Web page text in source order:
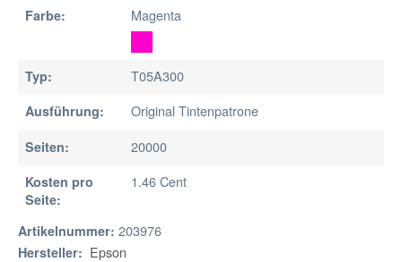
Farbe: Magenta
Typ: T05A300
Ausführung: Original Tintenpatrone
Seiten: 20000
Kosten pro
Seite:
1.46 Cent
Artikelnummer: 203976
Hersteller: Epson